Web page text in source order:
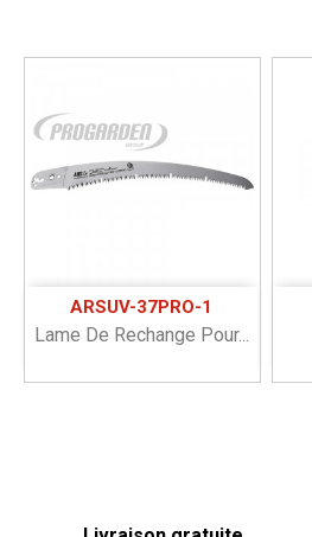
ARSUV-37PRO-1
Lame De Rechange Pour...